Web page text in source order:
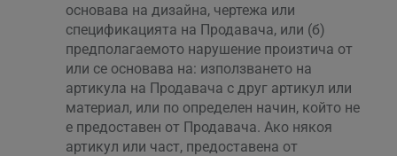
основава на дизайна, чертежа или
спецификацията на Продавача, или (б)
предполагаемото нарушение произтича от
или се основава на: използването на
артикула на Продавача с друг артикул или
материал, или по определен начин, който не
е предоставен от Продавача. Ако някоя
артикул или част, предоставена от